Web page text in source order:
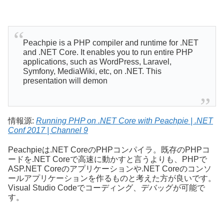
Peachpie is a PHP compiler and runtime for .NET
and .NET Core. It enables you to run entire PHP
applications, such as WordPress, Laravel,
Symfony, MediaWiki, etc, on .NET. This
presentation will demon
情報源: Running PHP on .NET Core with Peachpie | .NET
Conf 2017 | Channel 9
Peachpieは.NET CoreのPHPコンパイラ。既存のPHPコ
ードを.NET Coreで高速に動かすと言うよりも、PHPで
ASP.NET Coreのアプリケーションや.NET Coreのコンソ
ールアプリケーションを作るものと考えた方が良いです。
Visual Studio Codeでコーディング、デバッグが可能で
す。